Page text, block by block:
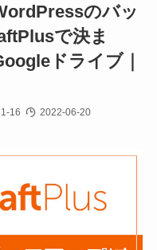
のバッ
で決ま
ドライブ｜
16 2022-06-20